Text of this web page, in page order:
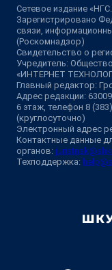
Сетевое издание
Зарегистрировано
связи,
(Роскомнадзор)
Свидетельство о
Учредитель:
«ИНТЕРНЕТ
Главный редактор:
Адрес редакции:
6 этаж, телефон 8
(круглосуточно)
Электронный адрес
Контактные данные
органов:
Техподдержка: